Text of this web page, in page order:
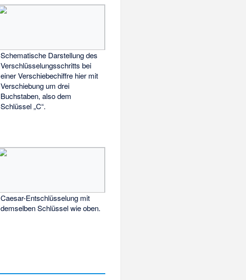
Schematische Darstellung des
Verschlüsselungsschritts bei
einer Verschiebechiffre hier mit
Verschiebung um drei
Buchstaben, also dem
Schlüssel „C“.
Caesar-Entschlüsselung mit
demselben Schlüssel wie oben.